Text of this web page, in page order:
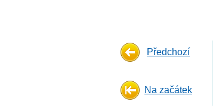
Předchozí
Na začátek